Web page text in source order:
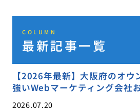
COLUMN
最新記事一覧
【2026年最新】大阪府のオウ
強いWebマーケティング会社
2026.07.20